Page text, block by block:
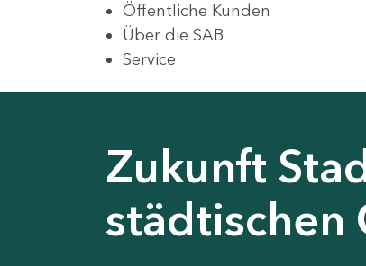
Öffentliche Kunden
Über die SAB
Service
Zukunft
städtischen